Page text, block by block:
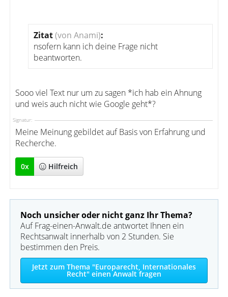
Zitat(von Anami):
nsofern kann ich deine Frage nicht
beantworten.
Sooo viel Text nur um zu sagen *ich hab ein Ahnung
und weis auch nicht wie Google geht*?
Signatur:
Meine Meinung gebildet auf Basis von Erfahrung und
Recherche.
0x Hilfreich
Noch unsicher oder nicht ganz Ihr Thema?
Auf Frag-einen-Anwalt.de antwortet Ihnen ein
Rechtsanwalt innerhalb von 2 Stunden. Sie
bestimmen den Preis.
Jetzt zum Thema "Europarecht, Internationales
Recht" einen Anwalt fragen